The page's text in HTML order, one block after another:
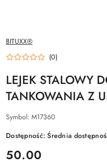
NAZWA
PRODUCENTA:
BITUXX®
(0)
LEJEK STALOWY
TANKOWANIA Z
Symbol: M17360
Dostępność:Średnia
cena:
50.00